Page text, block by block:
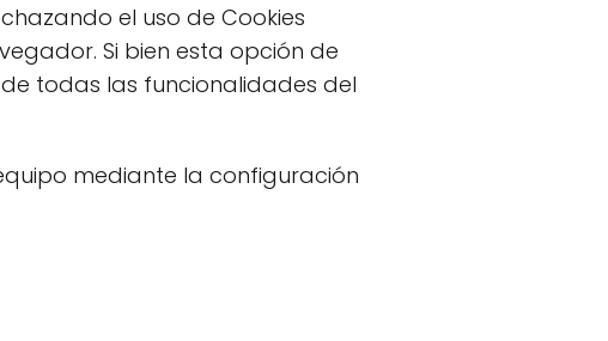
el uso de Cookies
Si bien esta opción de
todas las funcionalidades del
mediante la configuración